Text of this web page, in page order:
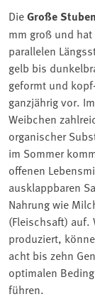
DieGroße
mm groß und
parallelen
gelb bis
geformt und
ganzjährig vor.
Weibchen
organischer
im Sommer
offenen
ausklappbaren
Nahrung wie
(Fleischsaft) auf.
produziert,
acht bis zehn
optimalen
führen.